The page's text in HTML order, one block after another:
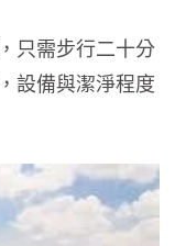
只需步行二十分
設備與潔淨程度